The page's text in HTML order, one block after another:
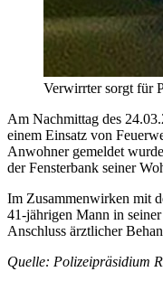
Verwirrter sorgt für
Am Nachmittag des
einem Einsatz von
Anwohner gemeldet
der Fensterbank seiner
Im Zusammenwirken mit
41-jährigen Mann in
Anschluss ärztlicher
Quelle: Polizeipräsidium